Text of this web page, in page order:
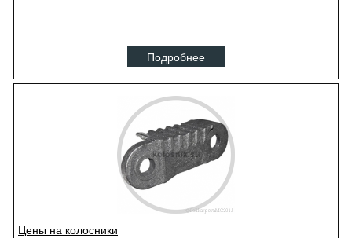
Подробнее
Цены на колосники